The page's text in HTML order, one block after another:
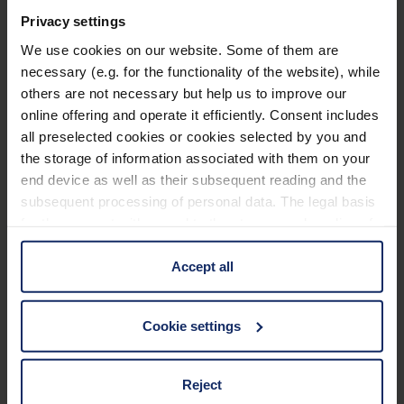
Privacy settings
We use cookies on our website. Some of them are
necessary (e.g. for the functionality of the website), while
others are not necessary but help us to improve our
online offering and operate it efficiently. Consent includes
all preselected cookies or cookies selected by you and
the storage of information associated with them on your
end device as well as their subsequent reading and the
subsequent processing of personal data. The legal basis
information is Art. 25 para. 1 TDDDG and with regard to
the processing of personal data Art. 6 para. 1 lit. a
GDPR. We also use cookies from third-party providers.
cases, the consent in these cases the transfer of data to
third countries, in particular to the U.S.A.
Accept all
Cookie settings
Reject
mehrschichtvergüteten Linsen bestehen aus
Abbildungen extrem detailreich und plastisch
erscheinen lässt.
Brillante, kontrastreiche Abbildung dank
phasenkorrigierter BaK-4-Hochreflexionsprismen
mit dielektrischer Verspiegelung.
Äußerst strapazierfähig durch schlagfestes
aus Metall.
Wasserdicht und stickstoffgefüllt.
Brillenträger-Okulare bieten auch
(Sonnen-)Brillenträgern ein optimales Sehfeld.
Stabiles Stativgewinde sorgt jederzeit für
wackelfreie Beobachtungsfreude.
Mehr erfahren
Zubehör
Staubschutzkappen, Komfort-Trageriemen mit
Schnellverschluss, hochwertige Tragetasche.
Technische Daten
Basiseigenschaften
Abmessungen
Glaseigenschaften